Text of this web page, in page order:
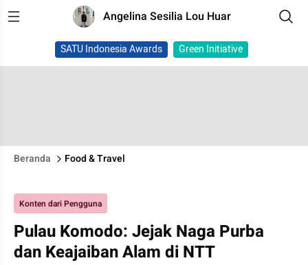
Angelina Sesilia Lou Huar
SATU Indonesia Awards Green Initiative
Beranda Food & Travel
Konten dari Pengguna
Pulau Komodo: Jejak Naga Purba
dan Keajaiban Alam di NTT